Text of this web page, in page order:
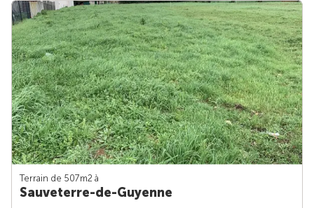
Terrain de 507m2 à
Sauveterre-de-Guyenne